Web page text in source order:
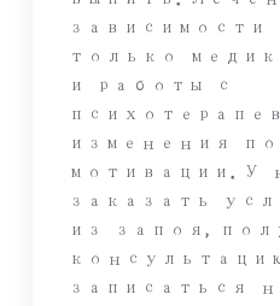
зависимости
только
и работы с
изменения
мотивации. У
заказать
из запоя,
записаться